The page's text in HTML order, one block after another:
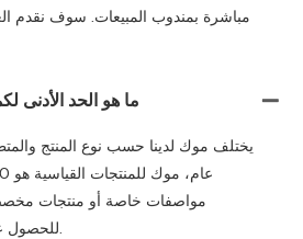
مباشرة بمندوب المبيعات. سوف نقدم
ما هو الحد الأدنى
يختلف موك لدينا حسب نوع المنتج
مواصفات خاصة أو منتجات
للحصول على معلومات مفصلة.